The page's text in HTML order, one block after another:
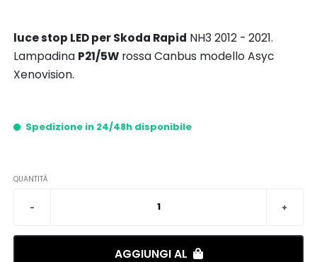
luce stop LED per Skoda Rapid NH3 2012 - 2021.
Lampadina P21/5W rossa Canbus modello Asyc
Xenovision.
Spedizione in 24/48h disponibile
QUANTITÀ
AGGIUNGI AL